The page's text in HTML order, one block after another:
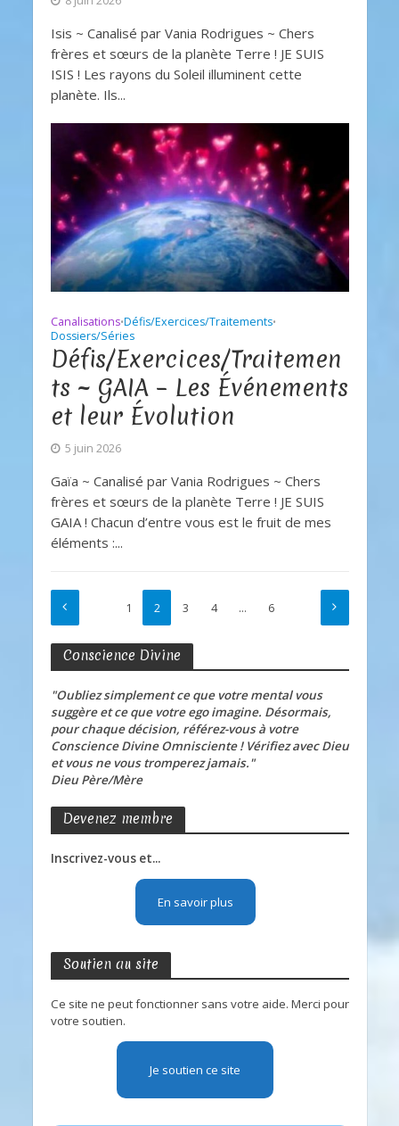
Isis ~ Canalisé par Vania Rodrigues ~ Chers
frères et sœurs de la planète Terre ! JE SUIS
ISIS ! Les rayons du Soleil illuminent cette
planète. Ils...
Canalisations•Défis/Exercices/Traitements•
Dossiers/Séries
Défis/Exercices/Traitemen
ts ~ GAIA – Les Événements
et leur Évolution
5 juin 2026
Gaïa ~ Canalisé par Vania Rodrigues ~ Chers
frères et sœurs de la planète Terre ! JE SUIS
GAIA ! Chacun d’entre vous est le fruit de mes
éléments :...
1 2 3 4 … 6
Conscience Divine
"Oubliez simplement ce que votre mental vous
suggère et ce que votre ego imagine. Désormais,
pour chaque décision, référez-vous à votre
Conscience Divine Omnisciente ! Vérifiez avec Dieu
et vous ne vous tromperez jamais."
Dieu Père/Mère
Devenez membre
Inscrivez-vous et...
En savoir plus
Soutien au site
Ce site ne peut fonctionner sans votre aide. Merci pour
votre soutien.
Je soutien ce site